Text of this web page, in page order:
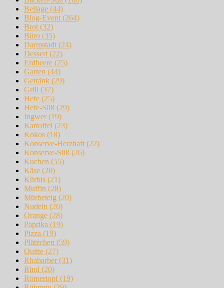
Beilage (44)
Blog-Event (264)
Brot (32)
Büro (35)
Darmstadt (24)
Dessert (22)
Erdbeere (25)
Garten (44)
Getränk (29)
Grill (37)
Hefe (25)
Hefe-Süß (29)
Ingwer(19)
Kartoffel (23)
Kokos (18)
Konserve-Herzhaft (22)
Konserve-Süß (26)
Kuchen (55)
Käse (20)
Kürbis (21)
Muffin (28)
Mürbeteig (20)
Nudeln (20)
Orange (28)
Paprika (19)
Pizza (19)
Plätzchen (59)
Quitte (27)
Rhabarber(31)
Rind (20)
Römertopf(19)